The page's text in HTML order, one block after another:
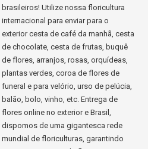
brasileiros! Utilize nossa floricultura
internacional para enviar para o
exterior cesta de café da manhã, cesta
de chocolate, cesta de frutas, buquê
de flores, arranjos, rosas, orquídeas,
plantas verdes, coroa de flores de
funeral e para velório, urso de pelúcia,
balão, bolo, vinho, etc. Entrega de
flores online no exterior e Brasil,
dispomos de uma gigantesca rede
mundial de floriculturas, garantindo